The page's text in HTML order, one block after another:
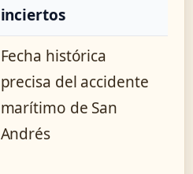
inciertos
Fecha histórica
precisa del accidente
marítimo de San
Andrés